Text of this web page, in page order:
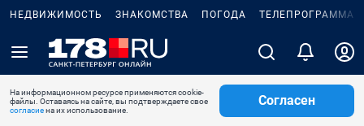
НЕДВИЖИМОСТЬ ЗНАКОМСТВА ПОГОДА ТЕЛЕПРОГРАММА
На информационном ресурсе применяются cookie-
файлы. Оставаясь на сайте, вы подтверждаете свое
согласиена их использование.
Согласен